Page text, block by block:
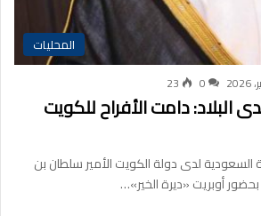
المحليات
0
23
البلاد: دامت الأفراح للكويت
السعودية لدى دولة الكويت الأمير سلطان بن
أوبريت «ديرة الخير»…